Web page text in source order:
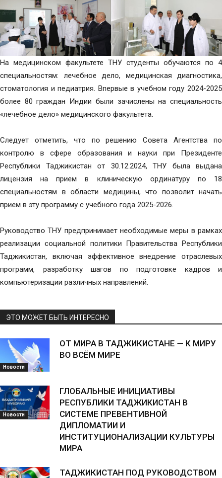
На медицинском факультете ТНУ студенты обучаются по 4
специальностям: лечебное дело, медицинская диагностика,
стоматология и педиатрия. Впервые в учебном году 2024-2025
более 80 граждан Индии были зачислены на специальность
«лечебное дело» медицинского факультета.
Следует отметить, что по решению Совета Агентства по
контролю в сфере образования и науки при Президенте
Республики Таджикистан от 30.12.2024, ТНУ была выдана
лицензия на прием в клиническую ординатуру по 18
специальностям в области медицины, что позволит начать
прием в эту программу с учебного года 2025-2026.
Руководство ТНУ предпринимает необходимые меры в рамках
реализации социальной политики Правительства Республики
Таджикистан, включая эффективное внедрение отраслевых
программ, разработку шагов по подготовке кадров и
компьютеризации различных направлений.
ЭТО МОЖЕТ БЫТЬ ИНТЕРЕСНО
Новости
ОТ МИРА В ТАДЖИКИСТАНЕ — К МИРУ
ВО ВСЁМ МИРЕ
Новости
ГЛОБАЛЬНЫЕ ИНИЦИАТИВЫ
РЕСПУБЛИКИ ТАДЖИКИСТАН В
СИСТЕМЕ ПРЕВЕНТИВНОЙ
ДИПЛОМАТИИ И
ИНСТИТУЦИОНАЛИЗАЦИИ КУЛЬТУРЫ
МИРА
ТАДЖИКИСТАН ПОД РУКОВОДСТВОМ